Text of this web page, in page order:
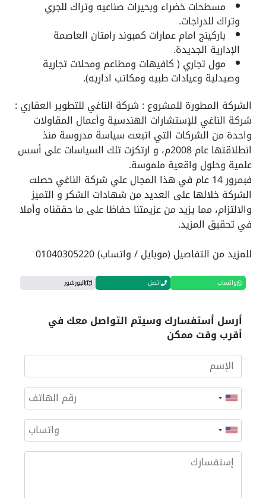
مسطحات خضراء وبحيرات صناعيه وتراك للجري
وتراك للدراجات.
باركينج امام عمارات كمبوند رامتان العاصمة
الإدارية الجديدة.
مول تجاري ( كافيهات ومطاعم ومحلات تجارية
وصيدلية وعيادات طبيه ومكاتب اداريه).
الشركة المطورة للمشروع : شركة الناغي للتطوير العقاري :
شركة الناغي للإستشارات الهندسية وأعمال المقاولات
واحدة من الشركات التي اتبعت سياسة مدروسة منذ
انطلاقتها عام 2008م، و ارتكزت تلك السياسات على أسس
علمية وحلول واقعية ملموسة.
فبمرور 14 عام في هذا المجال علي شركة الناغي حصلت
الشركة خلالها على العديد من شهادات الشكر و التميز
والالتزام، مما يزيد من عزيمتنا حفاظا على ما حققناه وأملا
في تحقيق المزيد.
للمزيد من التفاصيل (موبايل / واتساب) 01040305220
واتساب اتصل البورشور
أرسل أستفسارك وسيتم التواصل معك في
أقرب وقت ممكن